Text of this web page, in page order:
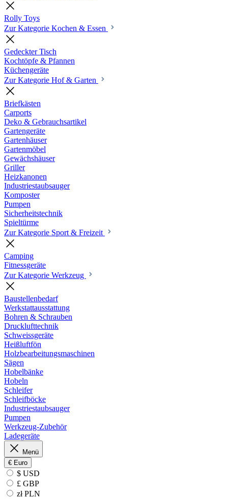
Rolly Toys
Zur Kategorie Kochen & Essen
Gedeckter Tisch
Kochtöpfe & Pfannen
Küchengeräte
Zur Kategorie Hof & Garten
Briefkästen
Carports
Deko & Gebrauchsartikel
Gartengeräte
Gartenhäuser
Gartenmöbel
Gewächshäuser
Griller
Heizkanonen
Industriestaubsauger
Komposter
Pumpen
Sicherheitstechnik
Spieltürme
Zur Kategorie Sport & Freizeit
Camping
Fitnessgeräte
Zur Kategorie Werkzeug
Baustellenbedarf
Werkstattausstattung
Bohren & Schrauben
Drucklufttechnik
Schweissgeräte
Heißluftfön
Holzbearbeitungsmaschinen
Sägen
Hobelbänke
Hobeln
Schleifer
Schleifböcke
Industriestaubsauger
Pumpen
Werkzeug-Zubehör
Ladegeräte
Menü
€ Euro
$ USD
£ GBP
zł PLN